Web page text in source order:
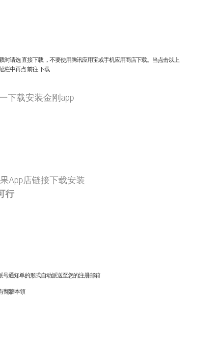
时请选 直接下载 ，不要使用腾讯应用宝或手机应用商店下载。当点击以上
栏中再点 前往 下载
下载安装金刚app
App店链接下载安装
行
通知单的形式自动派送至您的注册邮箱
翻牆本領